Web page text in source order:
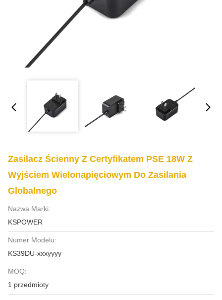
Zasilacz Ścienny Z Certyfikatem PSE 18W Z
Wyjściem Wielonapięciowym Do Zasilania
Globalnego
Nazwa Marki:
KSPOWER
Numer Modelu:
KS39DU-xxxyyyy
MOQ:
1 przedmioty